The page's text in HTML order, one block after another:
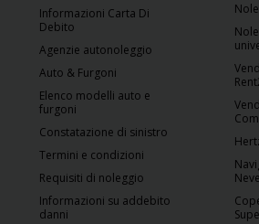
Informazioni Carta Di
Debito
Agenzie autonoleggio
Auto & Furgoni
Elenco modelli auto e
furgoni
Constatazione di sinistro
Termini e condizioni
Requisiti di noleggio
Informazioni su addebito
danni